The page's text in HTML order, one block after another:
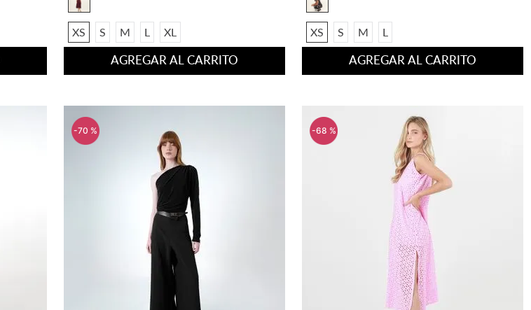
XS S M L XL
AGREGAR AL CARRITO
XS S M L
AGREGAR AL CARRITO
-70 % -68 %